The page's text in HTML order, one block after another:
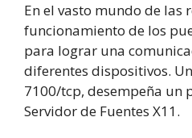
En el vasto mundo de las
funcionamiento de los
para lograr una
diferentes dispositivos.
7100/tcp, desempeña un
Servidor de Fuentes X11.